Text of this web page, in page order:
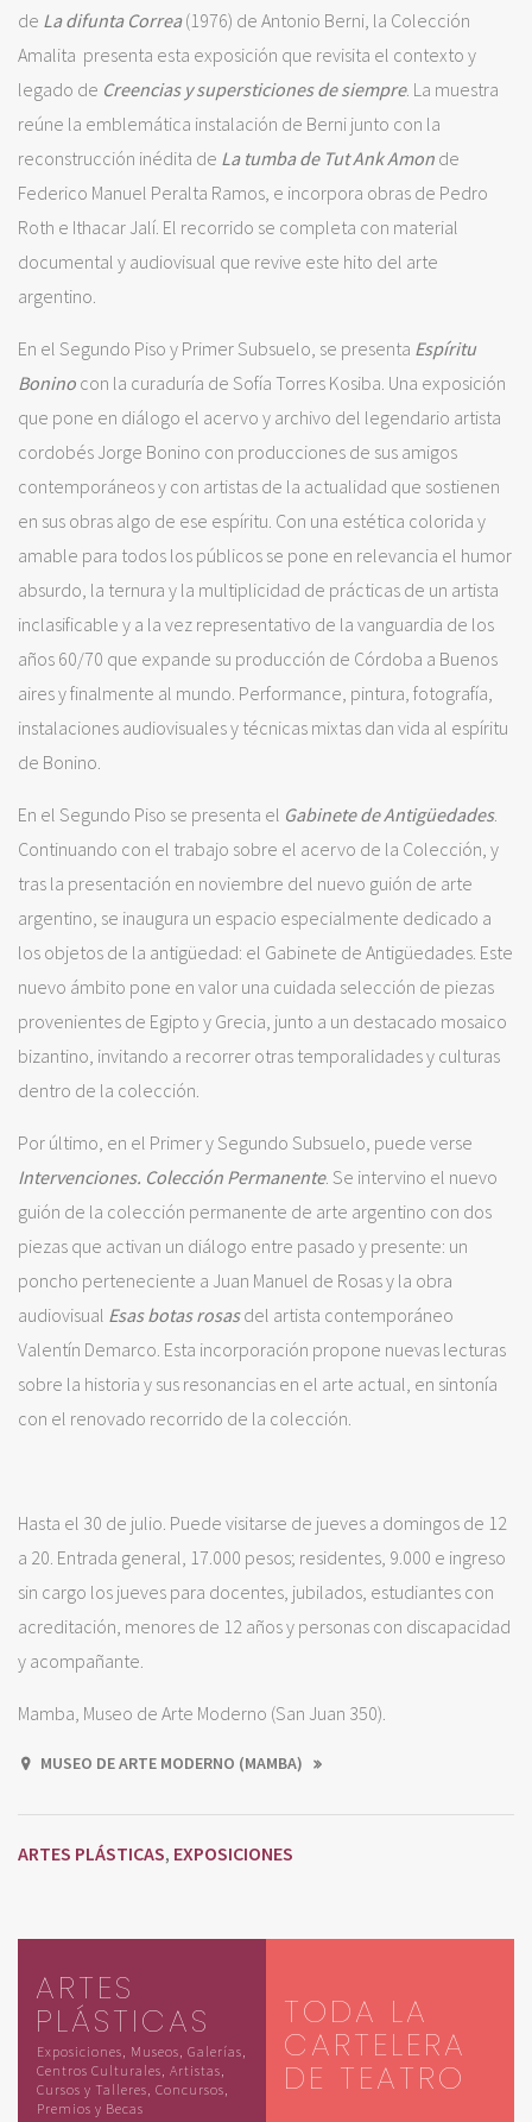
de La difunta Correa(1976) de Antonio Berni, la Colección
Amalita presenta esta exposición que revisita el contexto y
legado de Creencias y supersticiones de siempre. La muestra
reúne la emblemática instalación de Berni junto con la
reconstrucción inédita de La tumba de Tut Ank Amon de
Federico Manuel Peralta Ramos, e incorpora obras de Pedro
Roth e Ithacar Jalí. El recorrido se completa con material
documental y audiovisual que revive este hito del arte
argentino.
En el Segundo Piso y Primer Subsuelo, se presenta Espíritu
Bonino con la curaduría de Sofía Torres Kosiba. Una exposición
que pone en diálogo el acervo y archivo del legendario artista
cordobés Jorge Bonino con producciones de sus amigos
contemporáneos y con artistas de la actualidad que sostienen
en sus obras algo de ese espíritu. Con una estética colorida y
amable para todos los públicos se pone en relevancia el humor
absurdo, la ternura y la multiplicidad de prácticas de un artista
inclasificable y a la vez representativo de la vanguardia de los
años 60/70 que expande su producción de Córdoba a Buenos
aires y finalmente al mundo. Performance, pintura, fotografía,
instalaciones audiovisuales y técnicas mixtas dan vida al espíritu
de Bonino.
En el Segundo Piso se presenta el Gabinete de Antigüedades.
Continuando con el trabajo sobre el acervo de la Colección, y
tras la presentación en noviembre del nuevo guión de arte
argentino, se inaugura un espacio especialmente dedicado a
los objetos de la antigüedad: el Gabinete de Antigüedades. Este
nuevo ámbito pone en valor una cuidada selección de piezas
provenientes de Egipto y Grecia, junto a un destacado mosaico
bizantino, invitando a recorrer otras temporalidades y culturas
dentro de la colección.
Por último, en el Primer y Segundo Subsuelo, puede verse
Intervenciones. Colección Permanente. Se intervino el nuevo
guión de la colección permanente de arte argentino con dos
piezas que activan un diálogo entre pasado y presente: un
poncho perteneciente a Juan Manuel de Rosas y la obra
audiovisual Esas botas rosasdel artista contemporáneo
Valentín Demarco. Esta incorporación propone nuevas lecturas
sobre la historia y sus resonancias en el arte actual, en sintonía
con el renovado recorrido de la colección.
Hasta el 30 de julio. Puede visitarse de jueves a domingos de 12
a 20. Entrada general, 17.000 pesos; residentes, 9.000 e ingreso
sin cargo los jueves para docentes, jubilados, estudiantes con
acreditación, menores de 12 años y personas con discapacidad
y acompañante.
Mamba, Museo de Arte Moderno (San Juan 350).
MUSEO DE ARTE MODERNO (MAMBA)
ARTES PLÁSTICAS, EXPOSICIONES
ARTES
PLÁSTICAS
Exposiciones, Museos, Galerías,
Centros Culturales, Artistas,
Cursos y Talleres, Concursos,
Premios y Becas
TODA LA
CARTELERA
DE TEATRO